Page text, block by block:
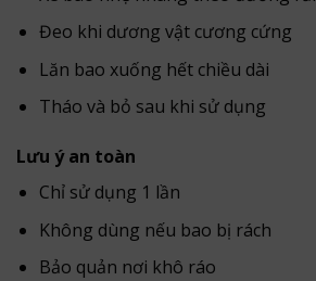
Đeo khi dương vật cương cứng
Lăn bao xuống hết chiều dài
Tháo và bỏ sau khi sử dụng
Lưu ý an toàn
Chỉ sử dụng 1 lần
Không dùng nếu bao bị rách
Bảo quản nơi khô ráo